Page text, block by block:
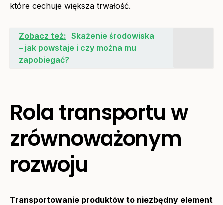
które cechuje większa trwałość.
Zobacz też: Skażenie środowiska
– jak powstaje i czy można mu
zapobiegać?
Rola transportu w
zrównoważonym
rozwoju
Transportowanie produktów to niezbędny element